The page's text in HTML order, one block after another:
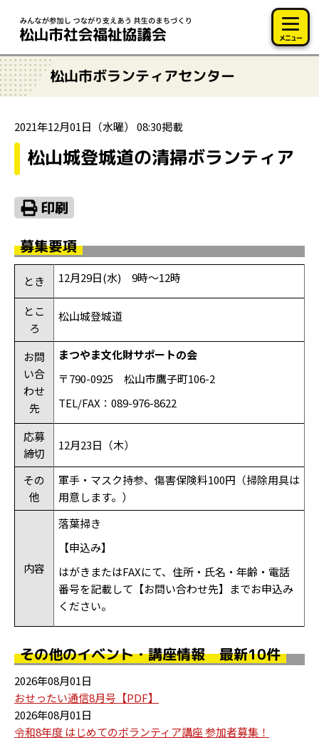
メニュー
松山市ボランティアセンター
2021年12月01日（水曜） 08:30掲載
松山城登城道の清掃ボランティア
募集要項
とき 12月29日(水) 9時～12時
とこ
ろ
松山城登城道
お問
い合
わせ
先
まつやま文化財サポートの会
〒790-0925 松山市鷹子町106-2
TEL/FAX ： 089-976-8622
応募
締切
12月23日（木）
その
他
軍手・マスク持参、傷害保険料100円（掃除用具は
用意します。）
内容
落葉掃き
【申込み】
はがきまたはFAXにて、住所・氏名・年齢・電話
番号を記載して【お問い合わせ先】までお申込み
ください。
その他のイベント・講座情報 最新10件
2026年08月01日
おせったい通信8月号【PDF】
2026年08月01日
令和8年度 はじめてのボランティア講座 参加者募集！